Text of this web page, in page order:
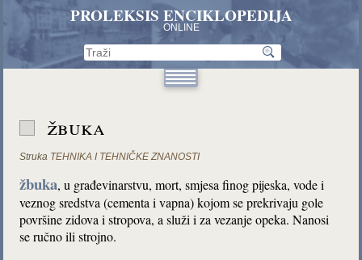
PROLEKSIS ENCIKLOPEDIJA
ONLINE
žbuka
Struka TEHNIKA I TEHNIČKE ZNANOSTI
žbuka, u građevinarstvu, mort, smjesa finog pijeska, vode i
veznog sredstva (cementa i vapna) kojom se prekrivaju gole
površine zidova i stropova, a služi i za vezanje opeka. Nanosi
se ručno ili strojno.